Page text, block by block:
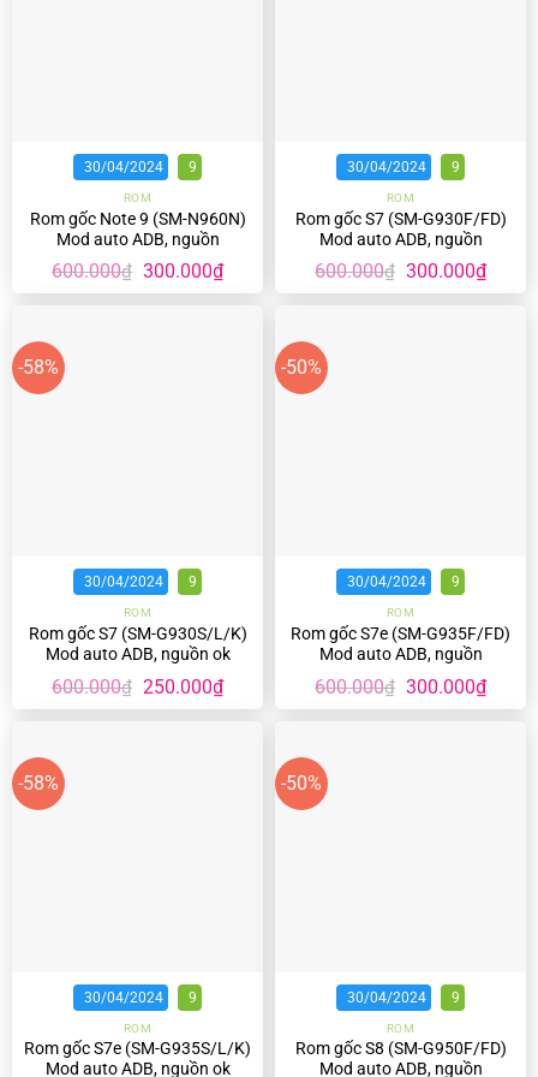
30/04/2024 9
ROM
Rom gốc Note 9 (SM-N960N)
Mod auto ADB, nguồn
600.000₫ Giá
300.000₫Giá
hiện
300.000₫.
30/04/2024 9
ROM
Rom gốc S7 (SM-G930F/FD)
Mod auto ADB, nguồn
600.000₫ Giá
300.000₫Giá
hiện
-58%
30/04/2024 9
ROM
Rom gốc S7 (SM-G930S/L/K)
Mod auto ADB, nguồn ok
600.000₫ Giá
250.000₫Giá
hiện
250.000₫.
-50%
30/04/2024 9
ROM
Rom gốc S7e (SM-G935F/FD)
Mod auto ADB, nguồn
600.000₫ Giá
300.000₫Giá
hiện
-58%
30/04/2024 9
ROM
Rom gốc S7e (SM-G935S/L/K)
Mod auto ADB, nguồn ok
-50%
30/04/2024 9
ROM
Rom gốc S8 (SM-G950F/FD)
Mod auto ADB, nguồn